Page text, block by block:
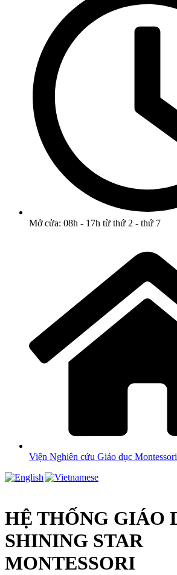
Mở cửa: 08h - 17h từ thứ 2 - thứ 7
Viện Nghiên cứu Giáo dục
HỆ THỐNG GIÁO
SHINING STAR
MONTESSORI